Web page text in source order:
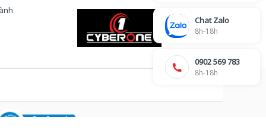
Chat Zalo
8h-18h
0902 569 783
8h-18h